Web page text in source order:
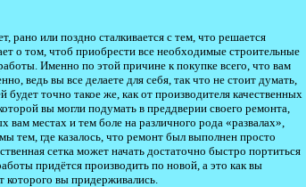
рано или поздно сталкивается с тем, что решается
о том, чтоб приобрести все необходимые строительные
Именно по этой причине к покупке всего, что вам
ведь вы все делаете для себя, так что не стоит думать,
точно такое же, как от производителя качественных
вы могли подумать в преддверии своего ремонта,
вам местах и тем боле на различного рода «развалах»,
тем, где казалось, что ремонт был выполнен просто
сетка может начать достаточно быстро портиться
придётся производить по новой, а это как вы
которого вы придерживались.